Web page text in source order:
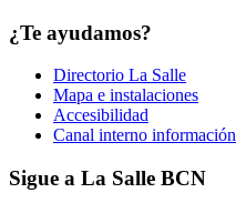
¿Te ayudamos?
Directorio La Salle
Mapa e instalaciones
Accesibilidad
Canal interno información
Sigue a La Salle BCN